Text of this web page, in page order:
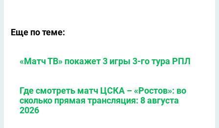
Еще по теме:
«Матч ТВ» покажет 3 игры 3-го тура РПЛ
Где смотреть матч ЦСКА – «Ростов»: во
сколько прямая трансляция: 8 августа
2026